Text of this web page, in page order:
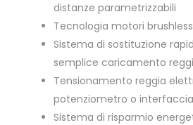
distanze parametrizzabili
Tecnologia motori
Sistema di sostituzione
semplice caricamento
Tensionamento reggia
potenziometro o
Sistema di risparmio